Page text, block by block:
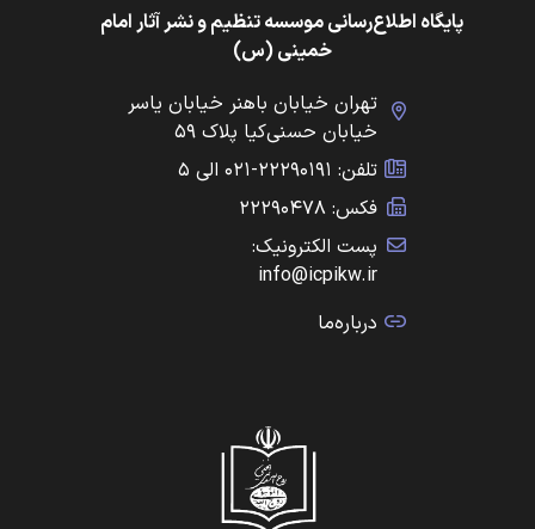
پایگاه اطلاع‌رسانی موسسه تنظیم و نشر آثار امام
خمینی (س)
تهران خیابان باهنر خیابان یاسر
خیابان حسنی‌کیا پلاک ۵۹
تلفن: ۲۲۲۹۰۱۹۱-۰۲۱ الی ۵
فکس: ۲۲۲۹۰۴۷۸
پست الکترونیک:
info@icpikw.ir
درباره‌ما